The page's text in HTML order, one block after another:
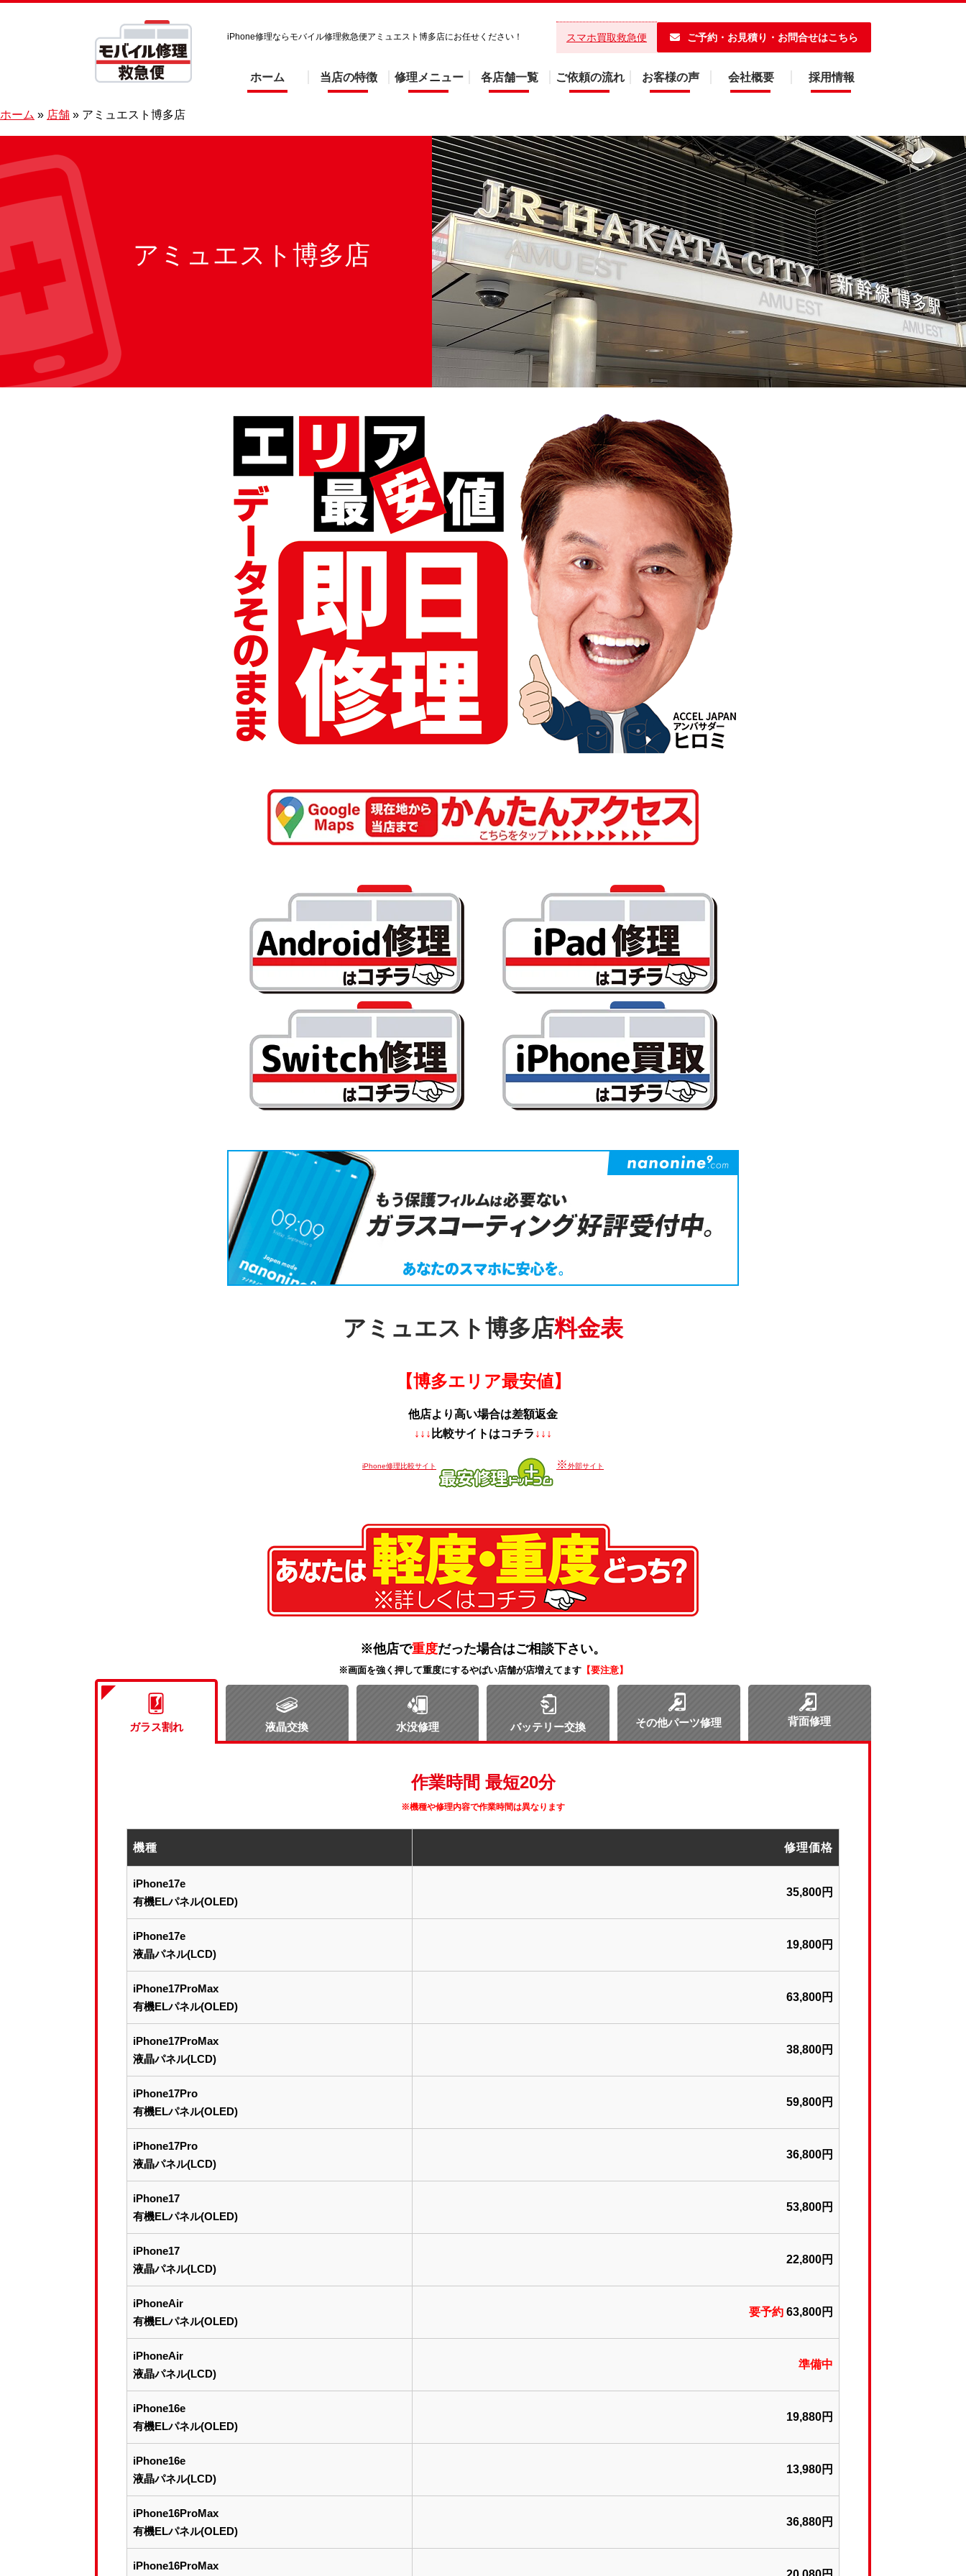
iPhone修理ならモバイル修理救急便アミュエスト博多店にお任せください！ スマホ買取救急便 ご予約・お見積り・お問合せはこちら
ホーム 当店の特徴 修理メニュー 各店舗一覧 ご依頼の流れ お客様の声 会社概要 採用情報
ホーム » 店舗 » アミュエスト博多店
アミュエスト博多店
アミュエスト博多店料金表
【博多エリア最安値】
他店より高い場合は差額返金
↓↓↓ 比較サイトはコチラ ↓↓↓
iPhone修理比較サイト ※外部サイト
※他店で重度だった場合はご相談下さい。
※画面を強く押して重度にするやばい店舗が店増えてます【要注意】
ガラス割れ 液晶交換 水没修理 バッテリー交換 その他パーツ修理 背面修理
作業時間 最短20分
※機種や修理内容で作業時間は異なります
機種 修理価格
iPhone17e
有機ELパネル(OLED)
35,800円
iPhone17e
液晶パネル(LCD)
19,800円
iPhone17ProMax
有機ELパネル(OLED)
63,800円
iPhone17ProMax
液晶パネル(LCD)
38,800円
iPhone17Pro
有機ELパネル(OLED)
59,800円
iPhone17Pro
液晶パネル(LCD)
36,800円
iPhone17
有機ELパネル(OLED)
53,800円
iPhone17
液晶パネル(LCD)
22,800円
iPhoneAir
有機ELパネル(OLED)
要予約 63,800円
iPhoneAir
液晶パネル(LCD)
準備中
iPhone16e
有機ELパネル(OLED)
19,880円
iPhone16e
液晶パネル(LCD)
13,980円
iPhone16ProMax
有機ELパネル(OLED)
36,880円
iPhone16ProMax